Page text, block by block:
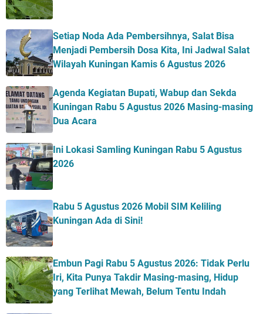
Setiap Noda Ada Pembersihnya, Salat Bisa
Menjadi Pembersih Dosa Kita, Ini Jadwal Salat
Wilayah Kuningan Kamis 6 Agustus 2026
Agenda Kegiatan Bupati, Wabup dan Sekda
Kuningan Rabu 5 Agustus 2026 Masing-masing
Dua Acara
Ini Lokasi Samling Kuningan Rabu 5 Agustus
2026
Rabu 5 Agustus 2026 Mobil SIM Keliling
Kuningan Ada di Sini!
Embun Pagi Rabu 5 Agustus 2026: Tidak Perlu
Iri, Kita Punya Takdir Masing-masing, Hidup
yang Terlihat Mewah, Belum Tentu Indah